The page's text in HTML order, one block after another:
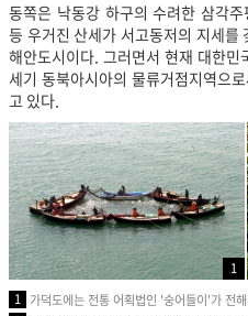
동쪽은 낙동강 하구의 수려한 삼각
등 우거진 산세가 서고동저의 지세를
해안도시이다. 그러면서 현재 대한
세기 동북아시아의 물류거점지역으
고 있다.
1
1 가덕도에는 전통 어획법인 '숭어들이'가 전